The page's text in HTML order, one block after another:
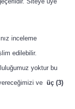
inceleme
edilebilir.
yoktur bu
ve üç (3)